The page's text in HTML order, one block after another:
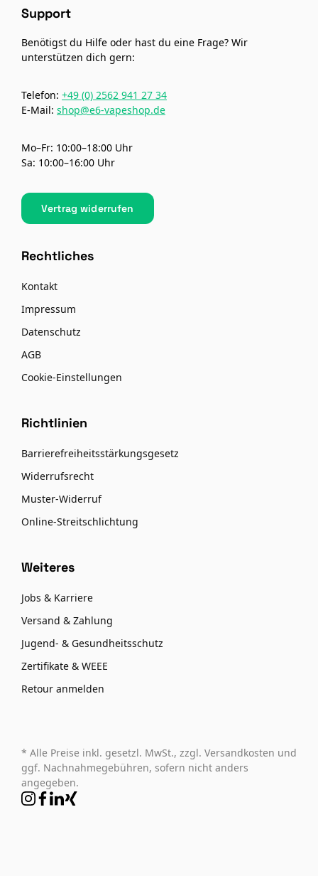
Support
Benötigst du Hilfe oder hast du eine Frage? Wir
unterstützen dich gern:
Telefon: +49 (0) 2562 941 27 34
E-Mail: shop@e6-vapeshop.de
Mo–Fr: 10:00–18:00 Uhr
Sa: 10:00–16:00 Uhr
Vertrag widerrufen
Rechtliches
Kontakt
Impressum
Datenschutz
AGB
Cookie-Einstellungen
Richtlinien
Barrierefreiheitsstärkungsgesetz
Widerrufsrecht
Muster-Widerruf
Online-Streitschlichtung
Weiteres
Jobs & Karriere
Versand & Zahlung
Jugend- & Gesundheitsschutz
Zertifikate & WEEE
Retour anmelden
* Alle Preise inkl. gesetzl. MwSt., zzgl. Versandkosten und
ggf. Nachnahmegebühren, sofern nicht anders
angegeben.